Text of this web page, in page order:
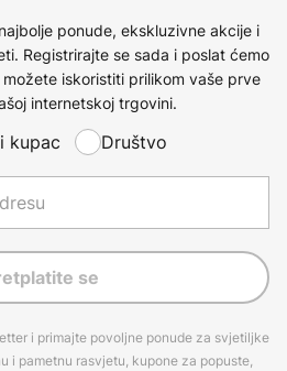
ponude, ekskluzivne akcije i
Registrirajte se sada i poslat ćemo
iskoristiti prilikom vaše prve
internetskoj trgovini.
kupac Društvo
se
i primajte povoljne ponude za svjetiljke
i pametnu rasvjetu, kupone za popuste,